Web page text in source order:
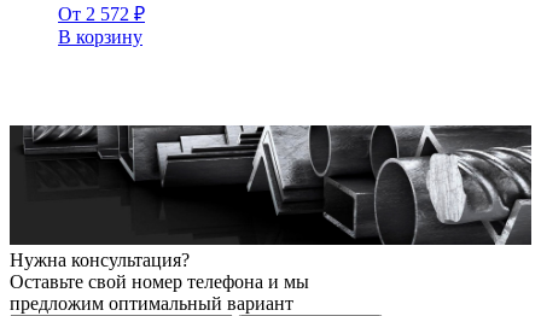
От 2 572 ₽
В корзину
Нужна консультация?
Оставьте свой номер телефона и мы
предложим оптимальный вариант